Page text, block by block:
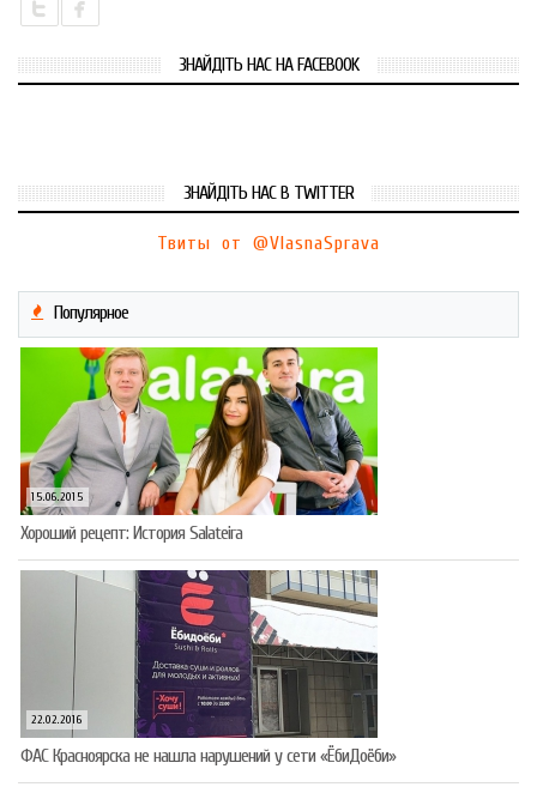
ЗНАЙДІТЬ НАС НА FACEBOOK
ЗНАЙДІТЬ НАС В TWITTER
Твиты от @VlasnaSprava
Популярное
15.06.2015
Хороший рецепт: История Salateira
22.02.2016
ФАС Красноярска не нашла нарушений у сети «ЁбиДоёби»